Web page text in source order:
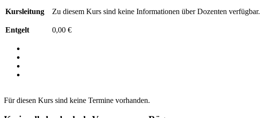
Kursleitung Zu diesem Kurs sind keine Informationen über Dozenten verfügbar.
Entgelt 0,00 €
Für diesen Kurs sind keine Termine vorhanden.